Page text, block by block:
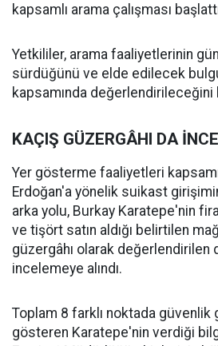
kapsamlı arama çalışması
Yetkililer, arama faaliyetlerinin
sürdüğünü ve elde edilecek
kapsamında değerlendirileceğini
KAÇIŞ GÜZERGÂHI DA
Yer gösterme faaliyetleri
Erdoğan'a yönelik suikast
arka yolu, Burkay Karatepe'nin
ve tişört satın aldığı belirtilen
güzergâhı olarak değerlendirilen
incelemeye alındı.
Toplam 8 farklı noktada güvenlik
gösteren Karatepe'nin verdiği